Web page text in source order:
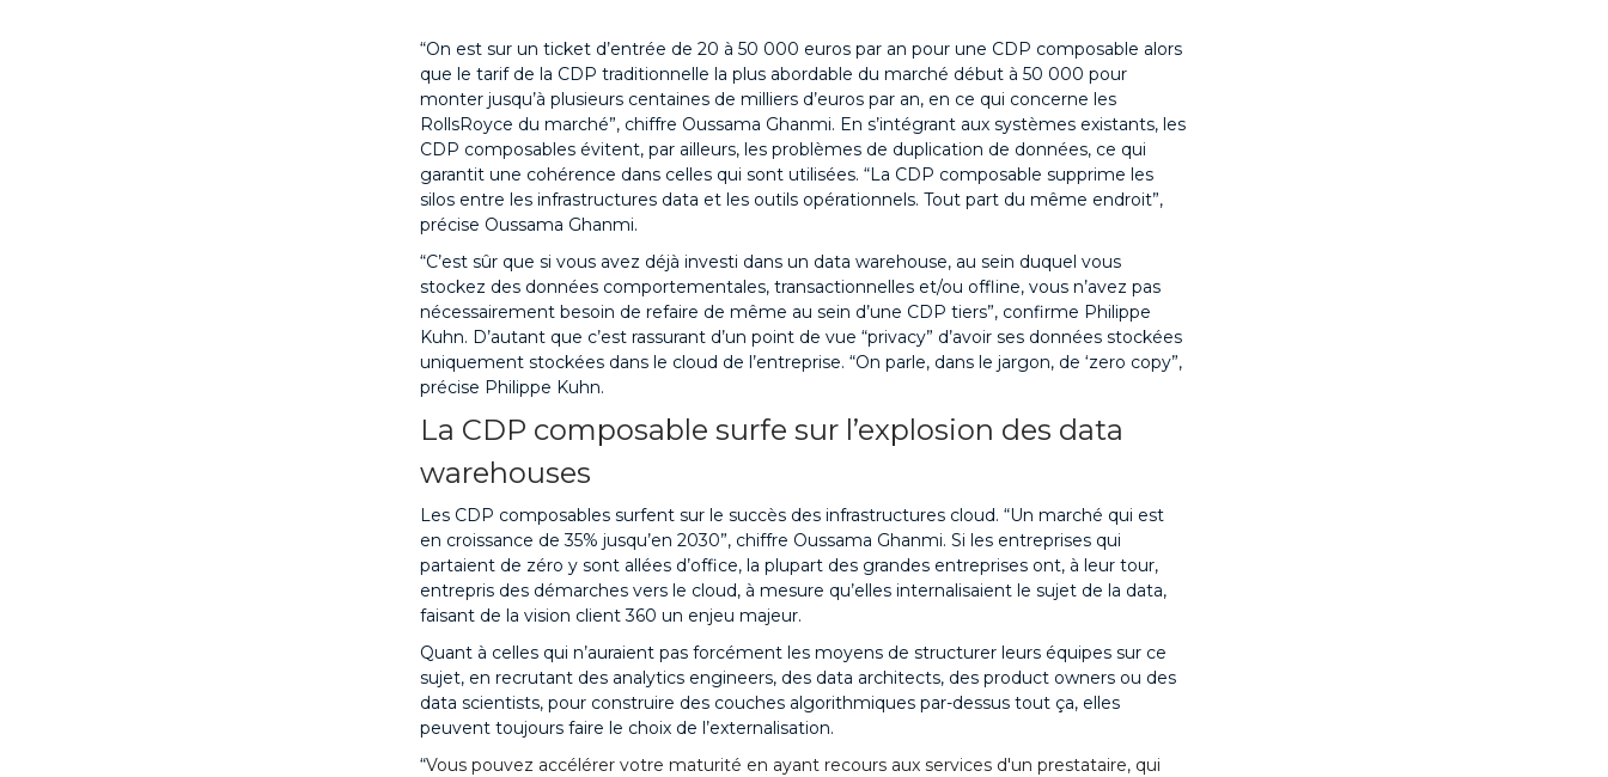
“On est sur un ticket d’entrée de 20 à 50 000 euros par an pour une CDP composable alors
que le tarif de la CDP traditionnelle la plus abordable du marché début à 50 000 pour
monter jusqu’à plusieurs centaines de milliers d’euros par an, en ce qui concerne les
RollsRoyce du marché”, chiffre Oussama Ghanmi. En s’intégrant aux systèmes existants, les
CDP composables évitent, par ailleurs, les problèmes de duplication de données, ce qui
garantit une cohérence dans celles qui sont utilisées. “La CDP composable supprime les
silos entre les infrastructures data et les outils opérationnels. Tout part du même endroit”,
précise Oussama Ghanmi.
“C’est sûr que si vous avez déjà investi dans un data warehouse, au sein duquel vous
stockez des données comportementales, transactionnelles et/ou offline, vous n’avez pas
nécessairement besoin de refaire de même au sein d’une CDP tiers”, confirme Philippe
Kuhn. D’autant que c’est rassurant d’un point de vue “privacy” d’avoir ses données stockées
uniquement stockées dans le cloud de l’entreprise. “On parle, dans le jargon, de ‘zero copy”,
précise Philippe Kuhn.
La CDP composable surfe sur l’explosion des data
warehouses
Les CDP composables surfent sur le succès des infrastructures cloud. “Un marché qui est
en croissance de 35% jusqu’en 2030”, chiffre Oussama Ghanmi. Si les entreprises qui
partaient de zéro y sont allées d’office, la plupart des grandes entreprises ont, à leur tour,
entrepris des démarches vers le cloud, à mesure qu’elles internalisaient le sujet de la data,
faisant de la vision client 360 un enjeu majeur.
Quant à celles qui n’auraient pas forcément les moyens de structurer leurs équipes sur ce
sujet, en recrutant des analytics engineers, des data architects, des product owners ou des
data scientists, pour construire des couches algorithmiques par-dessus tout ça, elles
peuvent toujours faire le choix de l’externalisation.
“Vous pouvez accélérer votre maturité en ayant recours aux services d'un prestataire, qui